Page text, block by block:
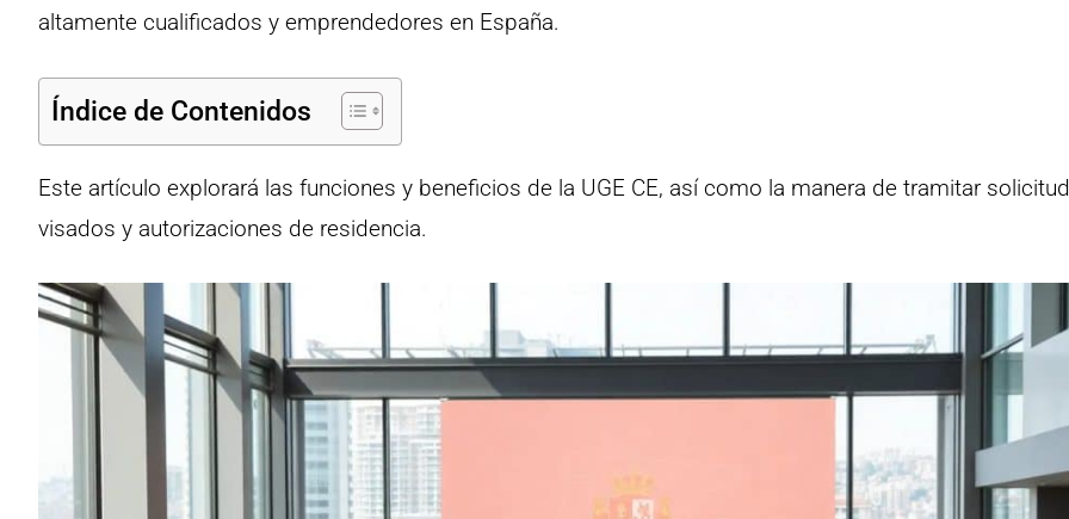
altamente cualificados y emprendedores en España.
Índice de Contenidos
Este artículo explorará las funciones y beneficios de la UGE CE, así como la manera de tramitar
visados y autorizaciones de residencia.